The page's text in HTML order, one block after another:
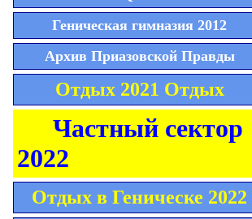
Геническая гимназия 2012
Архив Приазовской Правды
Отдых 2021 Отдых
Частный сектор
2022
Отдых в Геническе 2022